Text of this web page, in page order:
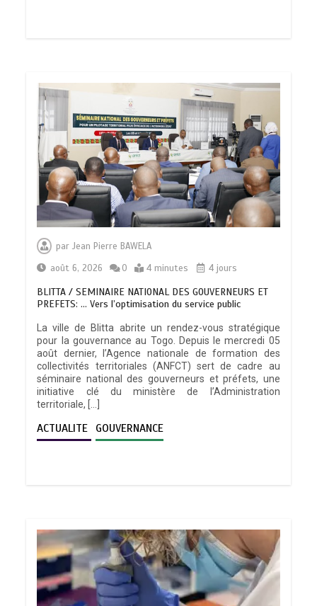
parJean Pierre BAWELA
août 6, 2026
0 4 minutes 4 jours
BLITTA / SEMINAIRE NATIONAL DES GOUVERNEURS ET
PREFETS: … Vers l’optimisation du service public
La ville de Blitta abrite un rendez-vous stratégique
pour la gouvernance au Togo. Depuis le mercredi 05
août dernier, l’Agence nationale de formation des
collectivités territoriales (ANFCT) sert de cadre au
séminaire national des gouverneurs et préfets, une
initiative clé du ministère de l’Administration
territoriale, […]
ACTUALITE GOUVERNANCE